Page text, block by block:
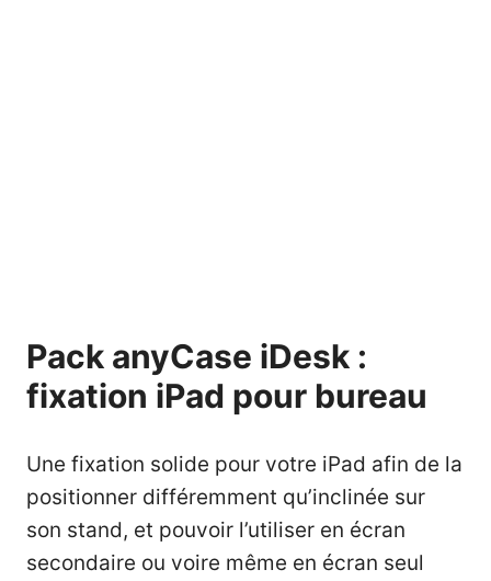
Pack anyCase iDesk :
fixation iPad pour bureau
Une fixation solide pour votre iPad afin de la
positionner différemment qu’inclinée sur
son stand, et pouvoir l’utiliser en écran
secondaire ou voire même en écran seul